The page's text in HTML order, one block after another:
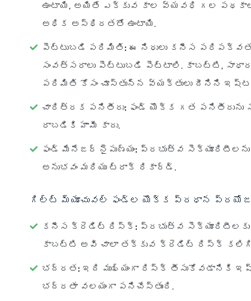
ఉంటాయి, అయితే ఎక్కువ కాల వ్యవధి గల
అధిక అస్థిరతతో ఉంటాయి.
పెట్టుబడి పరిమితి: ఈ నిధులు కనీస పరిపక్వత
సంవత్సరాలు పెట్టుబడి పెట్టాలి. కాబట్టి,
పరిమితి కోసం చూస్తున్న వ్యక్తులు దీనిని
చారిత్రక పనితీరు: ఫండ్ యొక్క గత
రాబడికి హామీ కాదు.
ఫండ్ మేనేజర్ నైపుణ్యం: ప్రభుత్వ
అనుభవం మరియు ట్రాక్ రికార్డ్.
గిల్ట్ మ్యూచువల్ ఫండ్ల యొక్క ప్రధాన
కనీస క్రెడిట్ రిస్క్: ప్రభుత్వ సెక్యూరిటీలకు
కాబట్టి అవి చాలా తక్కువ క్రెడిట్ రిస్క్ కలిగి
భద్రత: ఇది ముఖ్యంగా రిస్క్ తీసుకోవడానికి
భద్రతా వలయంగా పనిచేస్తుంది.